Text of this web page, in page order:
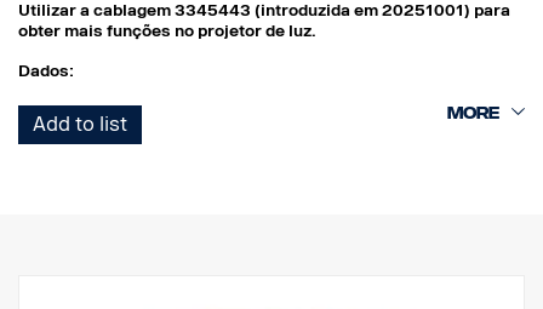
Utilizar a cablagem 3345443 (introduzida em 20251001) para
obter mais funções no projetor de luz.
Dados:
Largura: 304 mm
Altura (com suporte): 97 mm
Add to list